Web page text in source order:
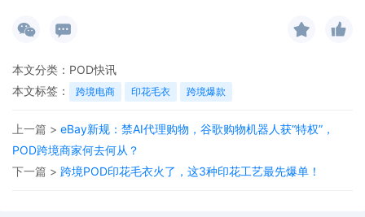
本文分类： POD快讯
本文标签：
跨境电商 印花毛衣 跨境爆款
上一篇 > eBay新规：禁AI代理购物，谷歌购物机器人获“特权”，
POD跨境商家何去何从？
下一篇 > 跨境POD印花毛衣火了，这3种印花工艺最先爆单！